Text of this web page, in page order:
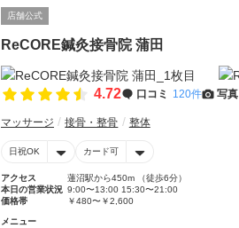
店舗公式
ReCORE鍼灸接骨院 蒲田
4.72 口コミ 120件 写真
マッサージ 接骨・整骨 整体
日祝OK カード可
アクセス
蓮沼駅から450m （徒歩6分）
本日の営業状況 9:00〜13:00 15:30〜21:00
価格帯
￥480〜￥2,600
メニュー